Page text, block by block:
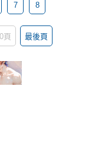
7 8
頁 最後頁